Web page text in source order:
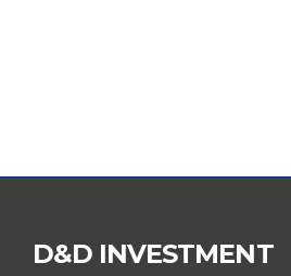
D&D INVESTMENT